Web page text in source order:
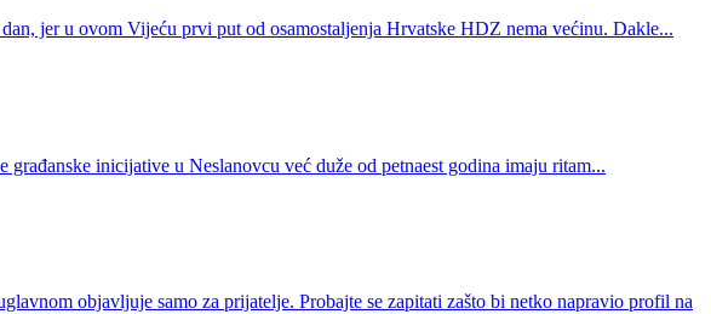
jer u ovom Vijeću prvi put od osamostaljenja Hrvatske HDZ nema većinu. Dakle...
inicijative u Neslanovcu već duže od petnaest godina imaju ritam...
objavljuje samo za prijatelje. Probajte se zapitati zašto bi netko napravio profil na